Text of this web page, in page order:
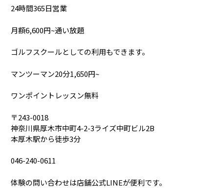
24時間365日営業
月額6,600円~通い放題
ゴルフスクールとしての利用もできます。
マンツーマン20分1,650円~
ワンポイントレッスン無料
〒243-0018
神奈川県厚木市中町4-2-3ライズ中町ビル2B
本厚木駅から徒歩3分
046-240-0611
体験の問い合わせは店舗公式LINEが便利です。